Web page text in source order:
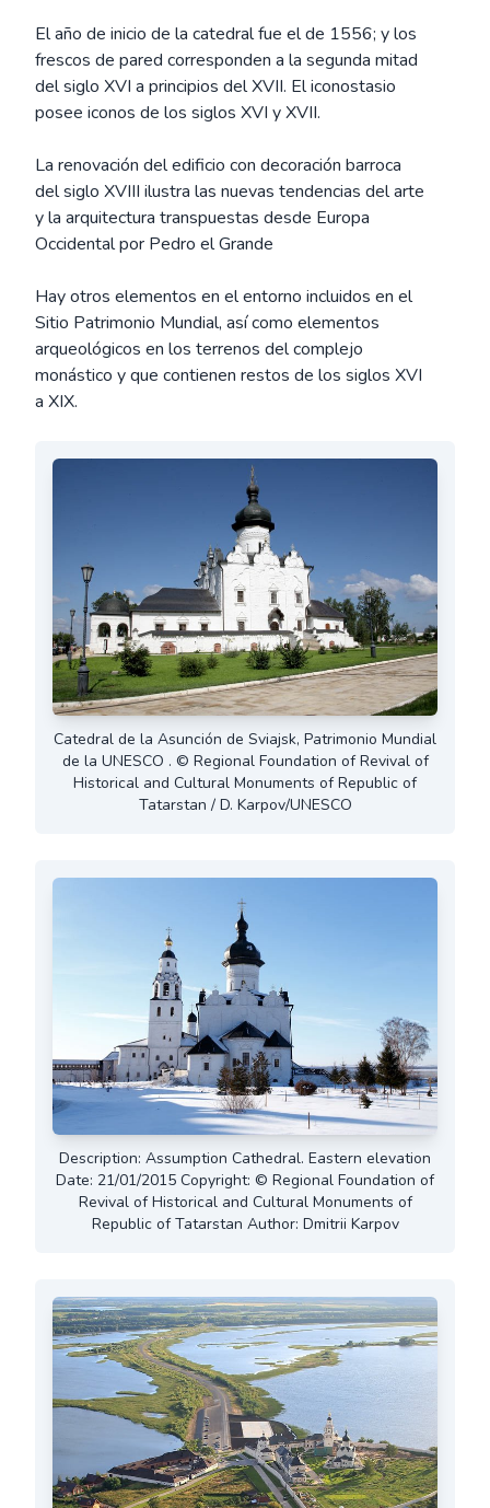
El año de inicio de la catedral fue el de 1556; y los
frescos de pared corresponden a la segunda mitad
del siglo XVI a principios del XVII. El iconostasio
posee iconos de los siglos XVI y XVII.
La renovación del edificio con decoración barroca
del siglo XVIII ilustra las nuevas tendencias del arte
y la arquitectura transpuestas desde Europa
Occidental por Pedro el Grande
Hay otros elementos en el entorno incluidos en el
Sitio Patrimonio Mundial, así como elementos
arqueológicos en los terrenos del complejo
monástico y que contienen restos de los siglos XVI
a XIX.
Catedral de la Asunción de Sviajsk, Patrimonio Mundial
de la UNESCO . © Regional Foundation of Revival of
Historical and Cultural Monuments of Republic of
Tatarstan / D. Karpov/UNESCO
Description: Assumption Cathedral. Eastern elevation
Date: 21/01/2015 Copyright: © Regional Foundation of
Revival of Historical and Cultural Monuments of
Republic of Tatarstan Author: Dmitrii Karpov